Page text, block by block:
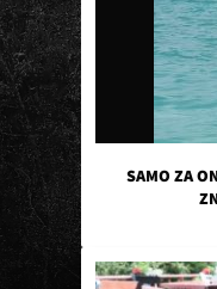
SAMO ZA